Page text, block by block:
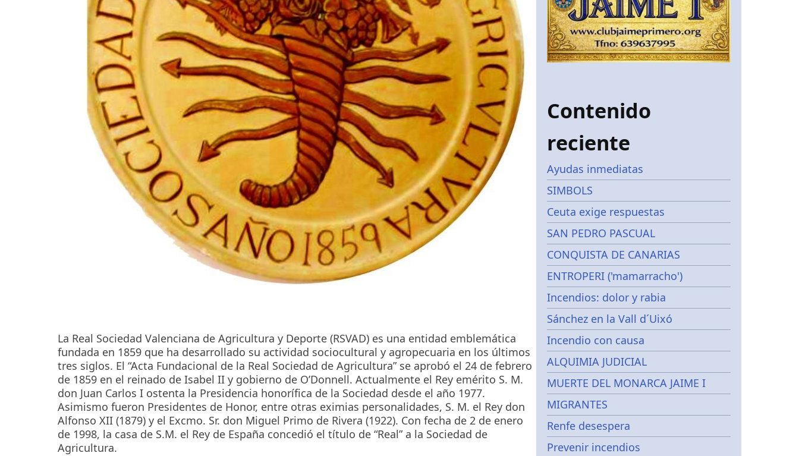
La Real Sociedad Valenciana de Agricultura y Deporte (RSVAD) es una entidad emblemática
fundada en 1859 que ha desarrollado su actividad sociocultural y agropecuaria en los últimos
tres siglos. El “Acta Fundacional de la Real Sociedad de Agricultura” se aprobó el 24 de febrero
de 1859 en el reinado de Isabel II y gobierno de O’Donnell. Actualmente el Rey emérito S. M.
don Juan Carlos I ostenta la Presidencia honorífica de la Sociedad desde el año 1977.
Asimismo fueron Presidentes de Honor, entre otras eximias personalidades, S. M. el Rey don
Alfonso XII (1879) y el Excmo. Sr. don Miguel Primo de Rivera (1922). Con fecha de 2 de enero
de 1998, la casa de S.M. el Rey de España concedió el título de “Real” a la Sociedad de
Agricultura.
Contenido
reciente
Ayudas inmediatas
SIMBOLS
Ceuta exige respuestas
SAN PEDRO PASCUAL
CONQUISTA DE CANARIAS
ENTROPERI ('mamarracho')
Incendios: dolor y rabia
Sánchez en la Vall d´Uixó
Incendio con causa
ALQUIMIA JUDICIAL
MUERTE DEL MONARCA JAIME I
MIGRANTES
Renfe desespera
Prevenir incendios